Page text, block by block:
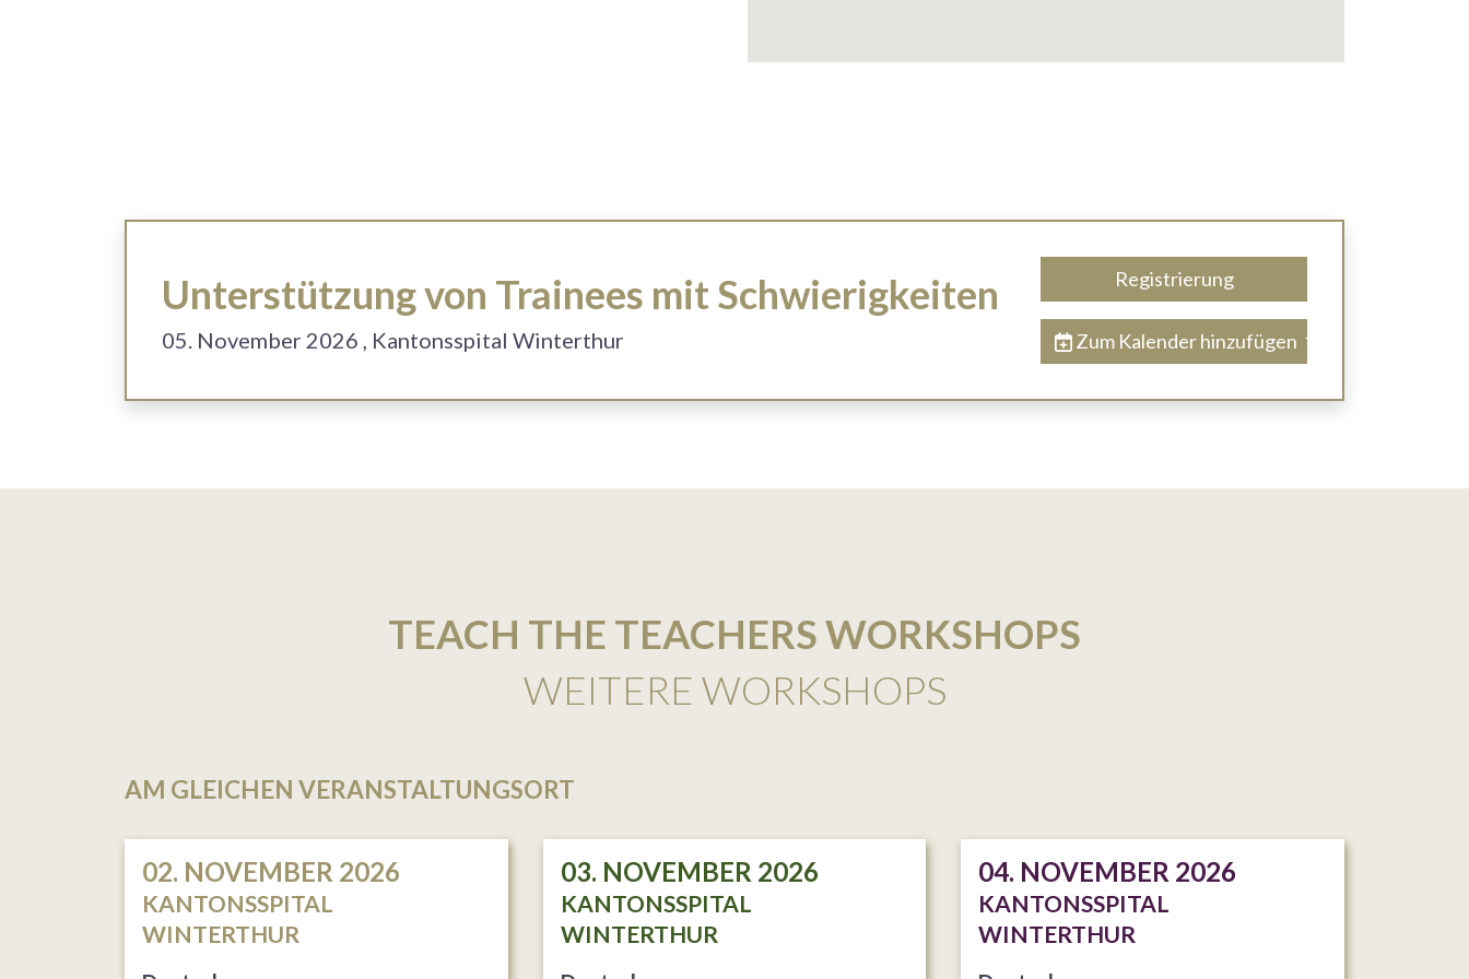
Unterstützung von Trainees mit Schwierigkeiten
05. November 2026 , Kantonsspital Winterthur
Registrierung
Zum Kalender hinzufügen
TEACH THE TEACHERS WORKSHOPS
WEITERE WORKSHOPS
AM GLEICHEN VERANSTALTUNGSORT
02. NOVEMBER 2026
KANTONSSPITAL
WINTERTHUR
03. NOVEMBER 2026
KANTONSSPITAL
WINTERTHUR
04. NOVEMBER 2026
KANTONSSPITAL
WINTERTHUR